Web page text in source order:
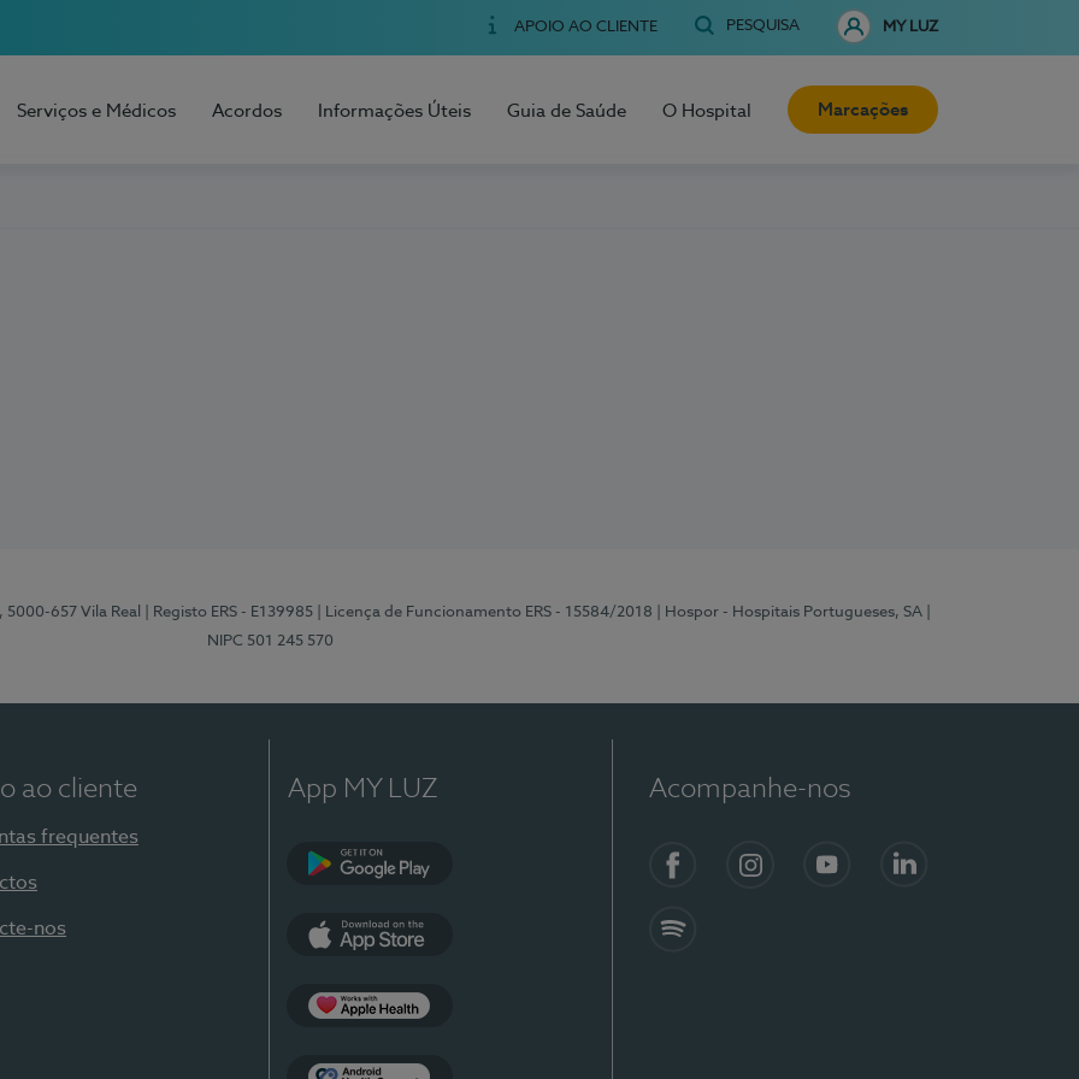
APOIO AO CLIENTE PESQUISA MY LUZ
Serviços e Médicos Acordos Informações Úteis Guia de Saúde O Hospital Marcações
5000-657 Vila Real | Registo ERS - E139985 | Licença de Funcionamento ERS - 15584/2018 | Hospor - Hospitais Portugueses, SA
NIPC 501 245 570
ao cliente
frequentes
nos
App MY LUZ Acompanhe-nos